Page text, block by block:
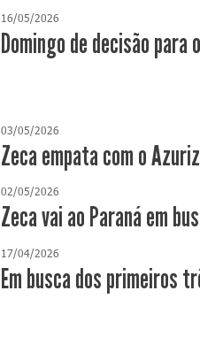
16/05/2026
Domingo de decisão para
03/05/2026
Zeca empata com o
02/05/2026
Zeca vai ao Paraná em
17/04/2026
​Em busca dos primeiros